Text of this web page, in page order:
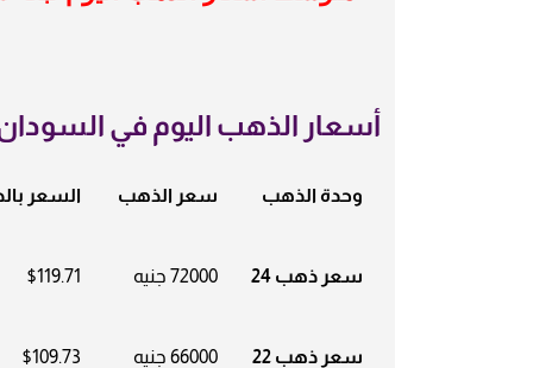
أسعار الذهب اليوم في
وحدة الذهب سعر الذهب السعر
سعر ذهب 24 72000 جنيه $119.71
سعر ذهب 22 66000 جنيه $109.73